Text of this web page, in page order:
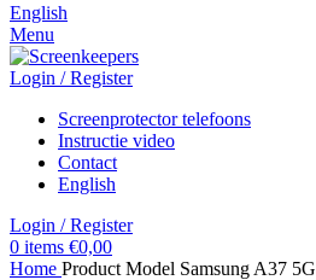
English
Menu
Login / Register
Screenprotector telefoons
Instructie video
Contact
English
Login / Register
0 items €0,00
Home Product Model Samsung A37 5G